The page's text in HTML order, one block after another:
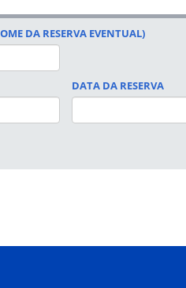
DA RESERVA EVENTUAL)
DATA DA RESERVA